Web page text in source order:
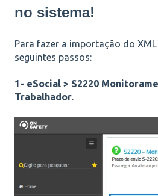
no sistema!
Para fazer a importação do
seguintes passos:
1- eSocial > S2220
Trabalhador.